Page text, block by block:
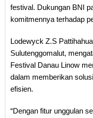
festival. Dukungan BNI
komitmennya terhadap
Lodewyck Z.S
Sulutenggomalut,
Festival Danau Linow
dalam memberikan
efisien.
“Dengan fitur unggulan